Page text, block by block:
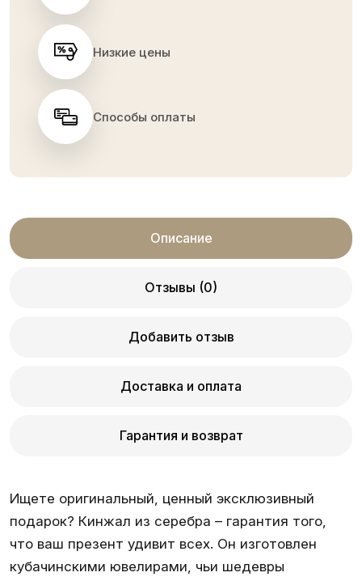
Низкие цены
Способы оплаты
Описание
Отзывы (0)
Добавить отзыв
Доставка и оплата
Гарантия и возврат
Ищете оригинальный, ценный эксклюзивный
подарок? Кинжал из серебра – гарантия того,
что ваш презент удивит всех. Он изготовлен
кубачинскими ювелирами, чьи шедевры